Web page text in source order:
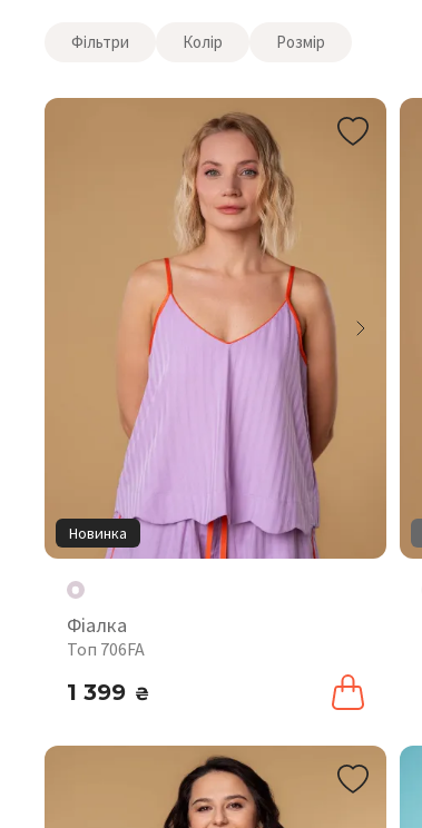
Фільтри Колір Розмір
Новинка
Фіалка
Топ 706FA
1 399 ₴